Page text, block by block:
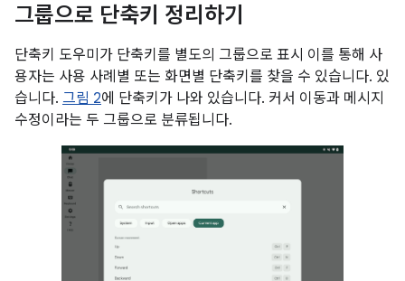
그룹으로 단축키 정리하기
단축키 도우미가 단축키를 별도의 그룹으로 표시 이를 통해 사
용자는 사용 사례별 또는 화면별 단축키를 찾을 수 있습니다. 있
습니다. 그림 2에 단축키가 나와 있습니다. 커서 이동과 메시지
수정이라는 두 그룹으로 분류됩니다.